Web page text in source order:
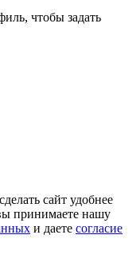
чтобы задать
сайт удобнее
принимаете нашу
и даете согласие